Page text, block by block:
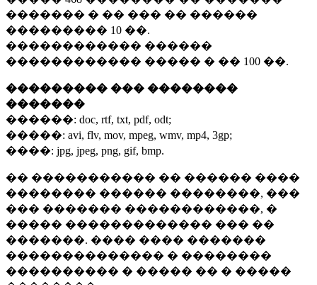
������� � �� ��� �� ������
��������� 10 ��.
������������ ������
������������ ����� � �� 100 ��.
��������� ��� ��������
�������
������: doc, rtf, txt, pdf, odt;
�����: avi, flv, mov, mpeg, wmv, mp4, 3gp;
����: jpg, jpeg, png, gif, bmp.
�� ����������� �� ������ ����
�������� ������ ��������, ���
��� ������� ������������, �
����� ������������� ��� ��
�������. ���� ���� �������
�������������� � ��������
���������� � ����� �� � �����